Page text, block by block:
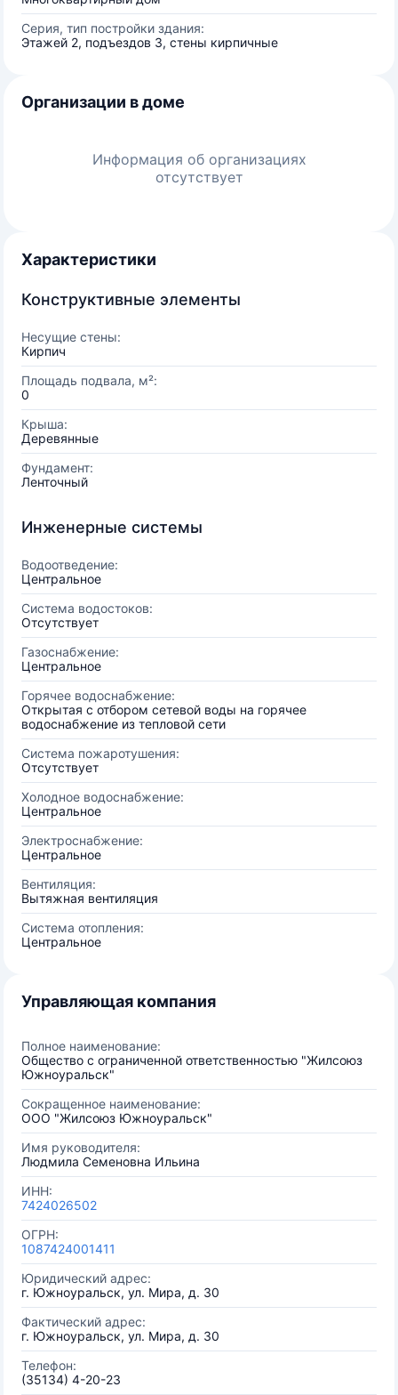
Серия, тип постройки здания:
Этажей 2, подъездов 3, стены кирпичные
Организации в доме
Информация об организациях
отсутствует
Характеристики
Конструктивные элементы
Несущие стены:
Кирпич
Площадь подвала, м²:
0
Крыша:
Деревянные
Фундамент:
Ленточный
Инженерные системы
Водоотведение:
Центральное
Система водостоков:
Отсутствует
Газоснабжение:
Центральное
Горячее водоснабжение:
Открытая с отбором сетевой воды на горячее
водоснабжение из тепловой сети
Система пожаротушения:
Отсутствует
Холодное водоснабжение:
Центральное
Электроснабжение:
Центральное
Вентиляция:
Вытяжная вентиляция
Система отопления:
Центральное
Управляющая компания
Полное наименование:
Общество с ограниченной ответственностью "Жилсоюз
Южноуральск"
Сокращенное наименование:
ООО "Жилсоюз Южноуральск"
Имя руководителя:
Людмила Семеновна Ильина
ИНН:
7424026502
ОГРН:
1087424001411
Юридический адрес:
г. Южноуральск, ул. Мира, д. 30
Фактический адрес:
г. Южноуральск, ул. Мира, д. 30
Телефон:
(35134) 4-20-23